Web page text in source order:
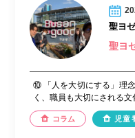
聖ヨ
聖ヨ
⑩ 「人を大切にする」理
く、職員も大切にされる文
コラム 児童